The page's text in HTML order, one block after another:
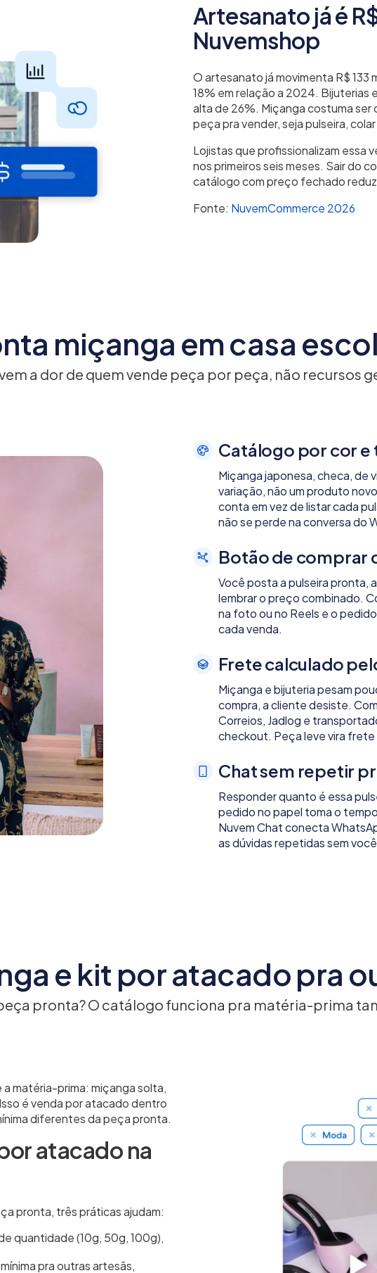
Artesanato já é
Nuvemshop
O artesanato já movimenta R$ 133
18% em relação a 2024. Bijuterias
alta de 26%. Miçanga costuma ser
peça pra vender, seja pulseira,
Lojistas que profissionalizam essa
nos primeiros seis meses. Sair do
catálogo com preço fechado
Fonte: NuvemCommerce 2026
miçanga em casa
a dor de quem vende peça por peça, não recursos
Catálogo por cor e
Miçanga japonesa, checa, de
variação, não um produto
conta em vez de listar cada
não se perde na conversa do
Botão de comprar
Você posta a pulseira pronta,
lembrar o preço combinado.
na foto ou no Reels e o
cada venda.
Frete calculado
Miçanga e bijuteria pesam
compra, a cliente desiste.
Correios, Jadlog e
checkout. Peça leve vira
Chat sem repetir
Responder quanto é essa
pedido no papel toma o
Nuvem Chat conecta
as dúvidas repetidas sem
e kit por atacado pra
pronta? O catálogo funciona pra matéria-prima
matéria-prima: miçanga solta,
é venda por atacado dentro
diferentes da peça pronta.
atacado na
pronta, três práticas ajudam:
quantidade (10g, 50g, 100g),
pra outras artesãs,